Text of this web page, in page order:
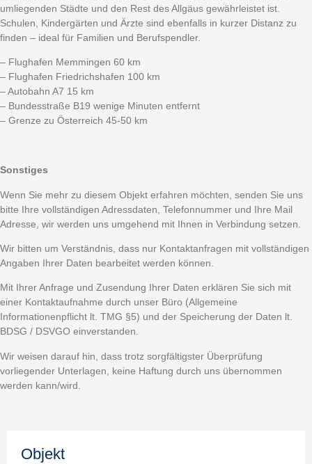
umliegenden Städte und den Rest des Allgäus gewährleistet ist.
Schulen, Kindergärten und Ärzte sind ebenfalls in kurzer Distanz zu
finden – ideal für Familien und Berufspendler.
– Flughafen Memmingen 60 km
– Flughafen Friedrichshafen 100 km
– Autobahn A7 15 km
– Bundesstraße B19 wenige Minuten entfernt
– Grenze zu Österreich 45-50 km
Sonstiges
Wenn Sie mehr zu diesem Objekt erfahren möchten, senden Sie uns
bitte Ihre vollständigen Adressdaten, Telefonnummer und Ihre Mail
Adresse, wir werden uns umgehend mit Ihnen in Verbindung setzen.
Wir bitten um Verständnis, dass nur Kontaktanfragen mit vollständigen
Angaben Ihrer Daten bearbeitet werden können.
Mit Ihrer Anfrage und Zusendung Ihrer Daten erklären Sie sich mit
einer Kontaktaufnahme durch unser Büro (Allgemeine
Informationenpflicht lt. TMG §5) und der Speicherung der Daten lt.
BDSG / DSVGO einverstanden.
Wir weisen darauf hin, dass trotz sorgfältigster Überprüfung
vorliegender Unterlagen, keine Haftung durch uns übernommen
werden kann/wird.
Objekt